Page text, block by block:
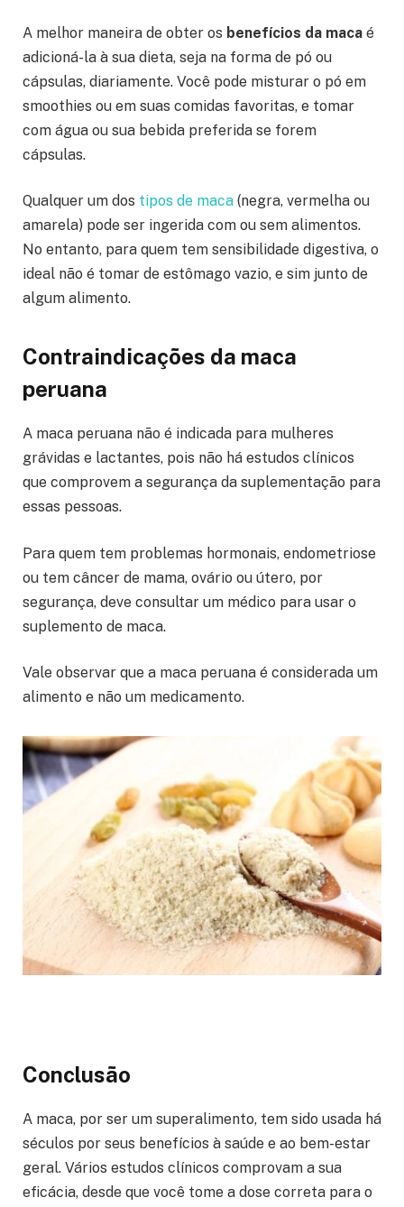
A melhor maneira de obter os benefícios da maca é
adicioná-la à sua dieta, seja na forma de pó ou
cápsulas, diariamente. Você pode misturar o pó em
smoothies ou em suas comidas favoritas, e tomar
com água ou sua bebida preferida se forem
cápsulas.
Qualquer um dos tipos de maca (negra, vermelha ou
amarela) pode ser ingerida com ou sem alimentos.
No entanto, para quem tem sensibilidade digestiva, o
ideal não é tomar de estômago vazio, e sim junto de
algum alimento.
Contraindicações da maca
peruana
A maca peruana não é indicada para mulheres
grávidas e lactantes, pois não há estudos clínicos
que comprovem a segurança da suplementação para
essas pessoas.
Para quem tem problemas hormonais, endometriose
ou tem câncer de mama, ovário ou útero, por
segurança, deve consultar um médico para usar o
suplemento de maca.
Vale observar que a maca peruana é considerada um
alimento e não um medicamento.
Conclusão
A maca, por ser um superalimento, tem sido usada há
séculos por seus benefícios à saúde e ao bem-estar
geral. Vários estudos clínicos comprovam a sua
eficácia, desde que você tome a dose correta para o